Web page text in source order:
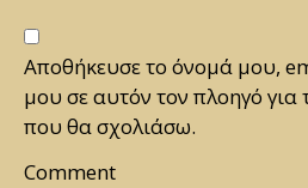
Αποθήκευσε το όνομά μου,
μου σε αυτόν τον πλοηγό
που θα σχολιάσω.
Comment